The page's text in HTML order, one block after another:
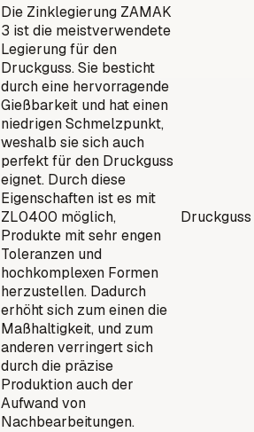
Die Zinklegierung ZAMAK
3 ist die meistverwendete
Legierung für den
Druckguss. Sie besticht
durch eine hervorragende
Gießbarkeit und hat einen
niedrigen Schmelzpunkt,
weshalb sie sich auch
perfekt für den Druckguss
eignet. Durch diese
Eigenschaften ist es mit
ZL0400 möglich,
Produkte mit sehr engen
Toleranzen und
hochkomplexen Formen
herzustellen. Dadurch
erhöht sich zum einen die
Maßhaltigkeit, und zum
anderen verringert sich
durch die präzise
Produktion auch der
Aufwand von
Nachbearbeitungen.
Druckguss